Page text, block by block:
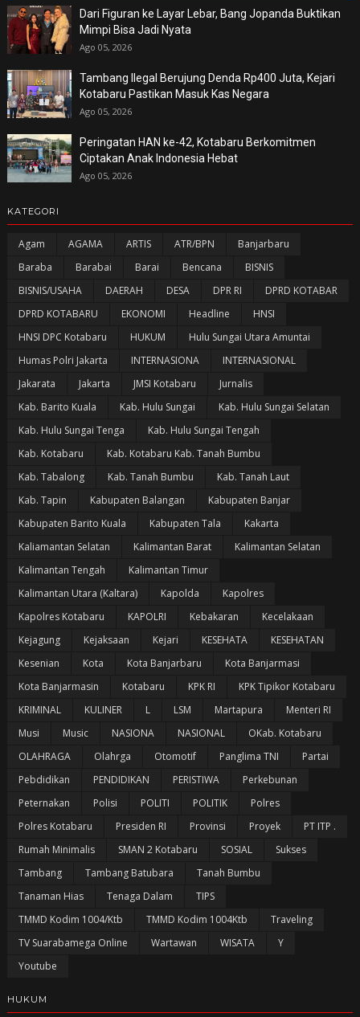
Dari Figuran ke Layar Lebar, Bang Jopanda Buktikan
Mimpi Bisa Jadi Nyata
Ago 05, 2026
Tambang Ilegal Berujung Denda Rp400 Juta, Kejari
Kotabaru Pastikan Masuk Kas Negara
Ago 05, 2026
Peringatan HAN ke-42, Kotabaru Berkomitmen
Ciptakan Anak Indonesia Hebat
Ago 05, 2026
KATEGORI
Agam AGAMA ARTIS ATR/BPN
Banjarbaru
Baraba
Barabai Barai Bencana
BISNIS
BISNIS/USAHA
DAERAH DESA DPR RI
DPRD KOTABAR
DPRD KOTABARU
EKONOMI Headline
HNSI
HNSI DPC Kotabaru
HUKUM
Hulu Sungai Utara Amuntai
Humas Polri Jakarta
INTERNASIONA
INTERNASIONAL
Jakarata
Jakarta JMSI Kotabaru
Jurnalis
Kab. Barito Kuala
Kab. Hulu Sungai
Kab. Hulu Sungai Selatan
Kab. Hulu Sungai Tenga
Kab. Hulu Sungai Tengah
Kab. Kotabaru
Kab. Kotabaru Kab. Tanah Bumbu
Kab. Tabalong
Kab. Tanah Bumbu
Kab. Tanah Laut
Kab. Tapin
Kabupaten Balangan
Kabupaten Banjar
Kabupaten Barito Kuala
Kabupaten Tala
Kakarta
Kaliamantan Selatan
Kalimantan Barat
Kalimantan Selatan
Kalimantan Tengah
Kalimantan Timur
Kalimantan Utara (Kaltara)
Kapolda
Kapolres
Kapolres Kotabaru
KAPOLRI Kebakaran
Kecelakaan
Kejagung
Kejaksaan Kejari KESEHATA
KESEHATAN
Kesenian
Kota Kota Banjarbaru
Kota Banjarmasi
Kota Banjarmasin
Kotabaru KPK RI
KPK Tipikor Kotabaru
KRIMINAL
KULINER L LSM Martapura
Menteri RI
Musi
Music NASIONA NASIONAL
OKab. Kotabaru
OLAHRAGA
Olahrga Otomotif Panglima TNI
Partai
Pebdidikan
PENDIDIKAN PERISTIWA
Perkebunan
Peternakan
Polisi POLITI POLITIK
Polres
Polres Kotabaru
Presiden RI Provinsi Proyek
PT ITP .
Rumah Minimalis
SMAN 2 Kotabaru SOSIAL
Sukses
Tambang
Tambang Batubara
Tanah Bumbu
Tanaman Hias
Tenaga Dalam
TIPS
TMMD Kodim 1004/Ktb
TMMD Kodim 1004Ktb
Traveling
TV Suarabamega Online
Wartawan WISATA
Y
Youtube
HUKUM